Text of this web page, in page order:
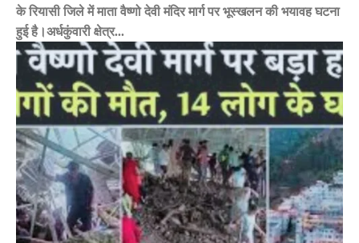
के रियासी जिले में माता वैष्णो देवी मंदिर मार्ग पर भूस्खलन की भयावह घटना
हुई है।अर्धकुंवारी क्षेत्र...